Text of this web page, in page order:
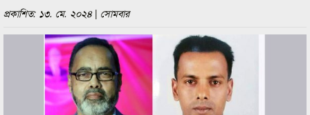
প্রকাশিত: ১৩. মে. ২০২৪ | সোমবার